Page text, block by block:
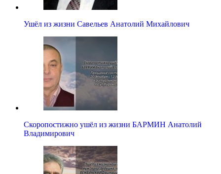
Ушёл из жизни Савельев Анатолий Михайлович
Скоропостижно ушёл из жизни БАРМИН Анатолий
Владимирович